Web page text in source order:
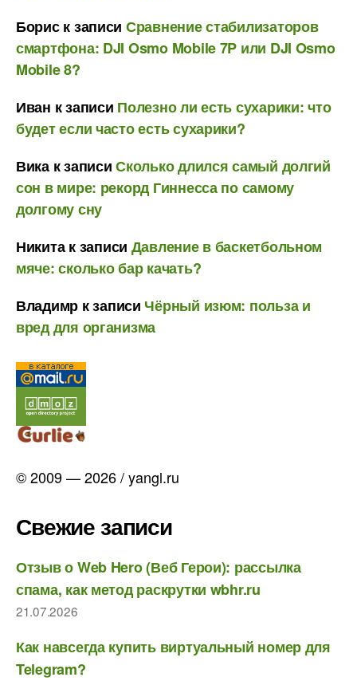
Бориск записи Сравнение стабилизаторов
смартфона: DJI Osmo Mobile 7P или DJI Osmo
Mobile 8?
Иван к записи Полезно ли есть сухарики: что
будет если часто есть сухарики?
Викак записиСколько длился самый долгий
сон в мире: рекорд Гиннесса по самому
долгому сну
Никитак записи Давление в баскетбольном
мяче: сколько бар качать?
Владимр к записи Чёрный изюм: польза и
вред для организма
© 2009 — 2026 / yangl.ru
Свежие записи
Отзыв о Web Hero (Веб Герои): рассылка
спама, как метод раскрутки wbhr.ru
21.07.2026
Как навсегда купить виртуальный номер для
Telegram?